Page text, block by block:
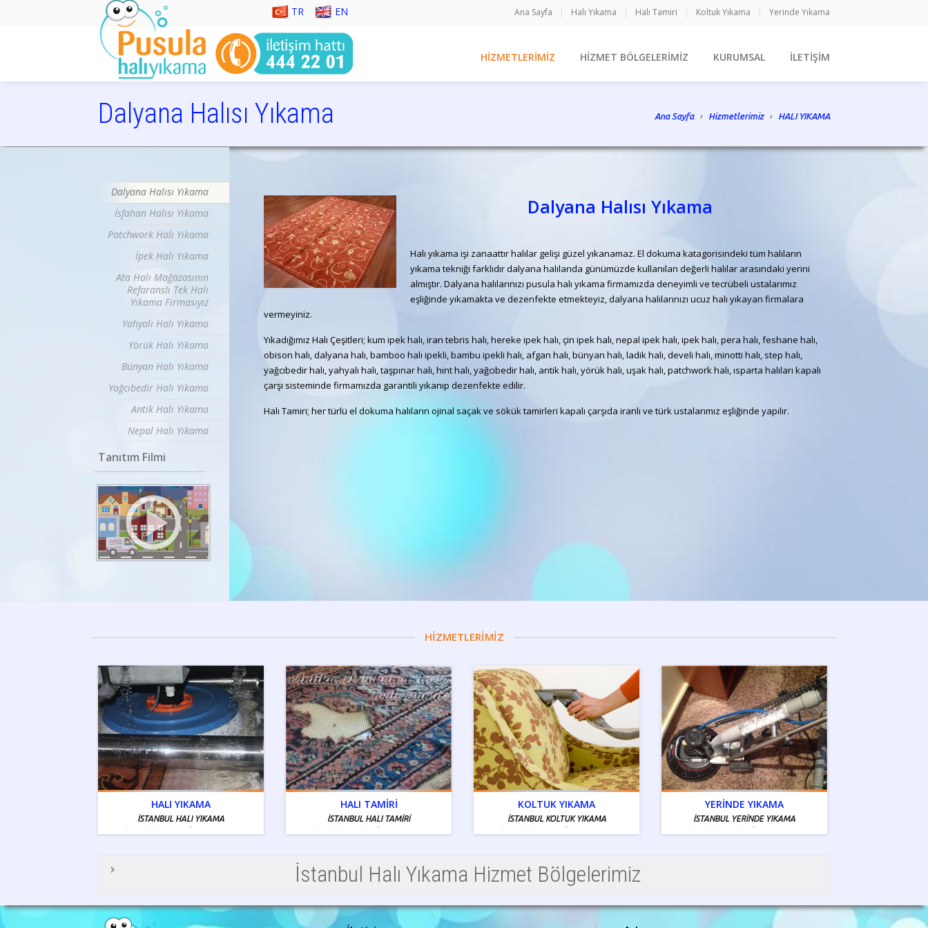
TR EN Ana Sayfa | Halı Yıkama | Halı Tamiri | Koltuk Yıkama | Yerinde Yıkama
HİZMETLERİMİZ HİZMET BÖLGELERİMİZ KURUMSAL İLETİŞİM
Ana Sayfa Hizmetlerimiz HALI YIKAMA
Dalyana Halısı Yıkama
Dalyana Halısı Yıkama
İsfahan Halısı Yıkama
Patchwork Halı Yıkama
İpek Halı Yıkama
Ata Halı Mağazasının
Refaranslı Tek Halı
Yıkama Firmasıyız
Yahyalı Halı Yıkama
Yörük Halı Yıkama
Bünyan Halı Yıkama
Yağcıbedir Halı Yıkama
Antik Halı Yıkama
Nepal Halı Yıkama
Tanıtım Filmi
Dalyana Halısı Yıkama
Halı yıkama işi zanaattır halılar gelişi güzel yıkanamaz. El dokuma katagorisindeki tüm halıların
yıkama tekniği farklıdır dalyana halılarıda günümüzde kullanılan değerli halılar arasındaki yerini
almıştır. Dalyana halılarınızı pusula halı yıkama firmamızda deneyimli ve tecrübeli ustalarımız
eşliğinde yıkamakta ve dezenfekte etmekteyiz, dalyana halılarınızı ucuz halı yıkayan firmalara
vermeyiniz.
Yıkadığımız Halı Çeşitleri; kum ipek halı, iran tebris halı, hereke ipek halı, çin ipek halı, nepal ipek halı, ipek halı, pera halı, feshane halı,
obison halı, dalyana halı, bamboo halı ipekli, bambu ipekli halı, afgan halı, bünyan halı, ladik halı, develi halı, minotti halı, step halı,
yağcıbedir halı, yahyalı halı, taşpınar halı, hint halı, yağcıbedir halı, antik halı, yörük halı, uşak halı, patchwork halı, ısparta halıları kapalı
çarşı sisteminde firmamızda garantili yıkanıp dezenfekte edilir.
Halı Tamiri; her türlü el dokuma halıların ojinal saçak ve sökük tamirleri kapalı çarşıda iranlı ve türk ustalarımız eşliğinde yapılır.
HİZMETLERİMİZ
HALI YIKAMA
İSTANBUL HALI YIKAMA
HALI TAMİRİ
İSTANBUL HALI TAMİRİ
KOLTUK YIKAMA
İSTANBUL KOLTUK YIKAMA
YERİNDE YIKAMA
İSTANBUL YERİNDE YIKAMA
İstanbul Halı Yıkama Hizmet Bölgelerimiz